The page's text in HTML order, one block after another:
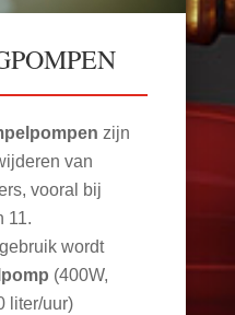
zijn
van
vooral bij
11.
wordt
(400W,
liter/uur)